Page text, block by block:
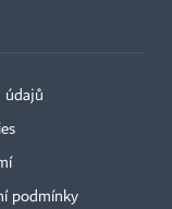
údajů
podmínky